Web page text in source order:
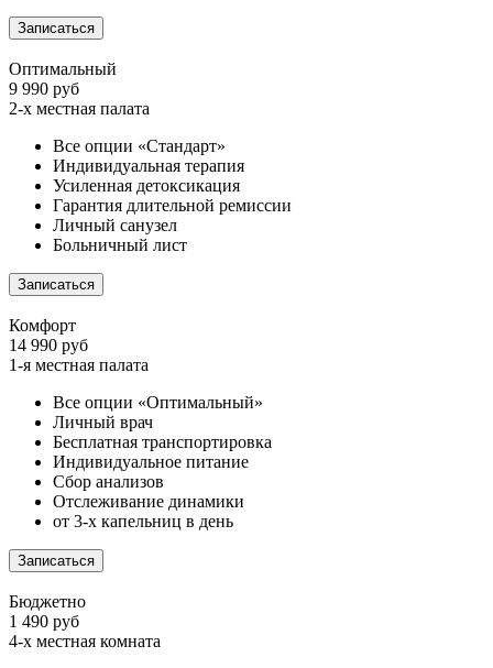
Записаться
Оптимальный
9 990 руб
2-х местная палата
Все опции «Стандарт»
Индивидуальная терапия
Усиленная детоксикация
Гарантия длительной ремиссии
Личный санузел
Больничный лист
Записаться
Комфорт
14 990 руб
1-я местная палата
Все опции «Оптимальный»
Личный врач
Бесплатная транспортировка
Индивидуальное питание
Сбор анализов
Отслеживание динамики
от 3-х капельниц в день
Записаться
Бюджетно
1 490 руб
4-х местная комната